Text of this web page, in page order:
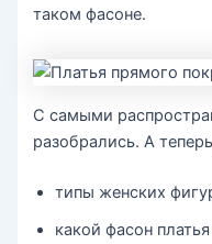
таком фасоне.
С самыми
разобрались. А
типы женских
какой фасон